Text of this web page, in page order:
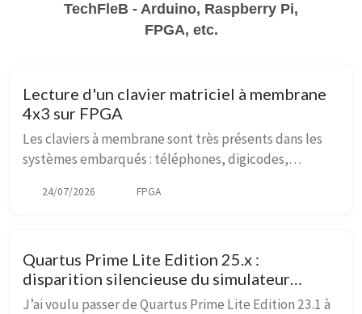
TechFleB - Arduino, Raspberry Pi,
FPGA, etc.
Lecture d'un clavier matriciel à membrane
4x3 sur FPGA
Les claviers à membrane sont très présents dans les
systèmes embarqués : téléphones, digicodes,
Arduino. Leur simplicité apparente cache une ingén...
24/07/2026 FPGA
Quartus Prime Lite Edition 25.x :
disparition silencieuse du simulateur
gratuit
J’ai voulu passer de Quartus Prime Lite Edition 23.1 à